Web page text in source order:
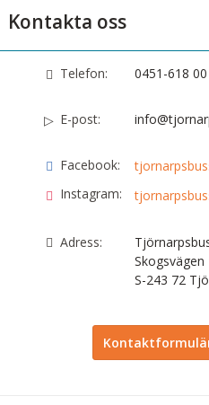
Kontakta oss
Telefon: 0451-618 00
E-post:
Facebook:
Instagram:
Adress:
Skogsvägen
S-243 72